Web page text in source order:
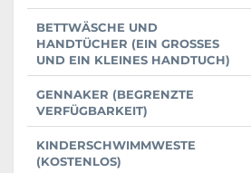
BETTWÄSCHE UND
HANDTÜCHER (EIN GROSSES U
ND EIN KLEINES HANDTUCH)
GENNAKER (BEGRENZTE
VERFÜGBARKEIT)
KINDERSCHWIMMWESTE
(KOSTENLOS)